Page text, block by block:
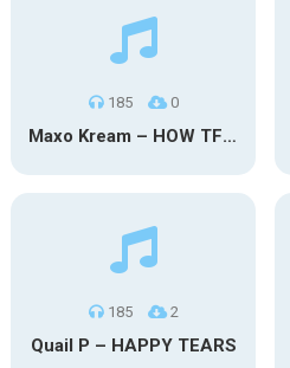
185 0
Maxo Kream – HOW TF I’M LUCKY
185 2
Quail P – HAPPY TEARS